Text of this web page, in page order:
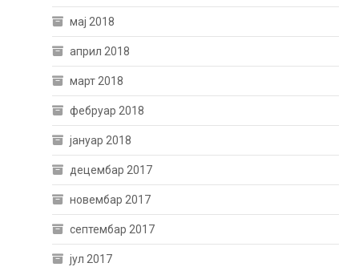
мај 2018
април 2018
март 2018
фебруар 2018
јануар 2018
децембар 2017
новембар 2017
септембар 2017
јул 2017